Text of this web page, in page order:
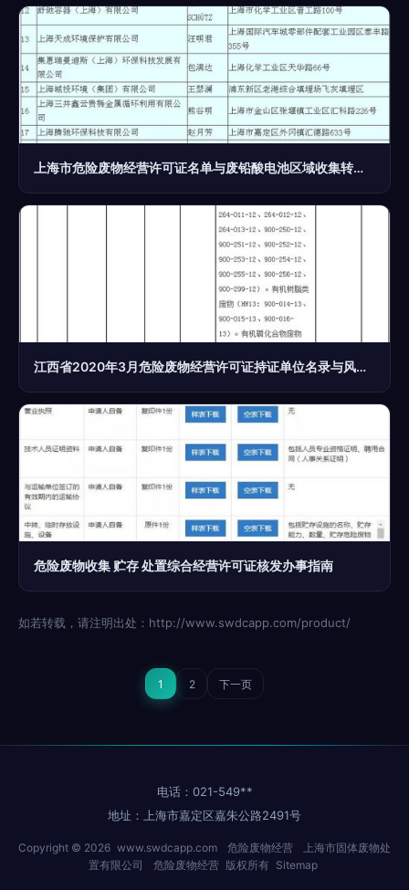
上海市危险废物经营许可证名单与废铅酸电池区域收集转运试点名单监管运行分析
江西省2020年3月危险废物经营许可证持证单位名录与风险解析
危险废物收集 贮存 处置综合经营许可证核发办事指南
如若转载，请注明出处：http://www.swdcapp.com/product/
1 2 下一页
电话：021-549**
地址：上海市嘉定区嘉朱公路2491号
Copyright © 2026 www.swdcapp.com 危险废物经营
上海市固体废物处
置有限公司
危险废物经营 版权所有 Sitemap